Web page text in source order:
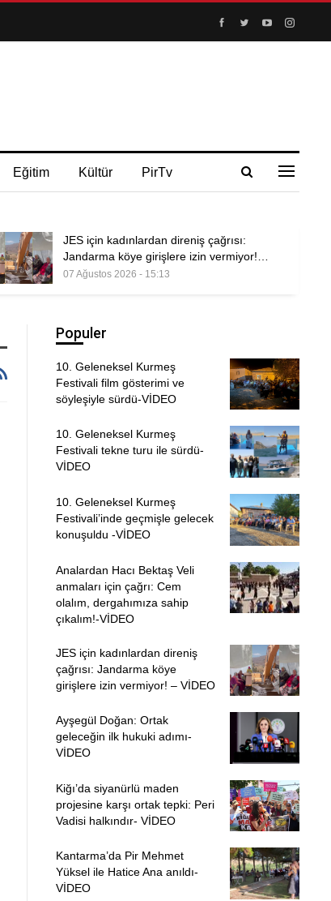
Eğitim Kültür PirTv
JES için kadınlardan direniş çağrısı:
Jandarma köye girişlere izin vermiyor!…
07 Ağustos 2026 - 15:13
Populer
10. Geleneksel Kurmeş
Festivali film gösterimi ve
söyleşiyle sürdü-VİDEO
10. Geleneksel Kurmeş
Festivali tekne turu ile sürdü-
VİDEO
10. Geleneksel Kurmeş
Festivali’inde geçmişle gelecek
konuşuldu -VİDEO
Analardan Hacı Bektaş Veli
anmaları için çağrı: Cem
olalım, dergahımıza sahip
çıkalım!-VİDEO
JES için kadınlardan direniş
çağrısı: Jandarma köye
girişlere izin vermiyor! – VİDEO
Ayşegül Doğan: Ortak
geleceğin ilk hukuki adımı-
VİDEO
Kiğı’da siyanürlü maden
projesine karşı ortak tepki: Peri
Vadisi halkındır- VİDEO
Kantarma’da Pir Mehmet
Yüksel ile Hatice Ana anıldı-
VİDEO